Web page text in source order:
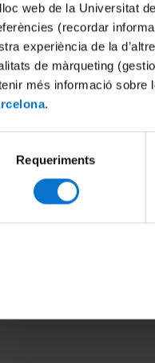
web de la Universitat
(recordar
experiència de la
de màrqueting
més informació sobre
.
Requeriments
Vídeo
l'Hospital de
2 novembre,